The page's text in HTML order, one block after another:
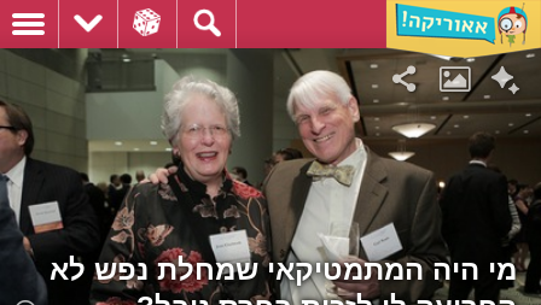
מי היה המתמטיקאי שמחלת נפש לא